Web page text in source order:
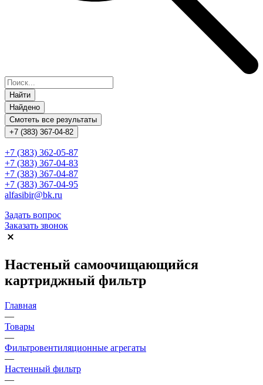
Найти
Найдено
Смотеть все результаты
+7 (383) 367-04-82
+7 (383) 362-05-87
+7 (383) 367-04-83
+7 (383) 367-04-87
+7 (383) 367-04-95
alfasibir@bk.ru
Задать вопрос
Заказать звонок
Настеный самоочищающийся
картриджный фильтр
Главная
—
Товары
—
Фильтровентиляционные агрегаты
—
Настенный фильтр
—